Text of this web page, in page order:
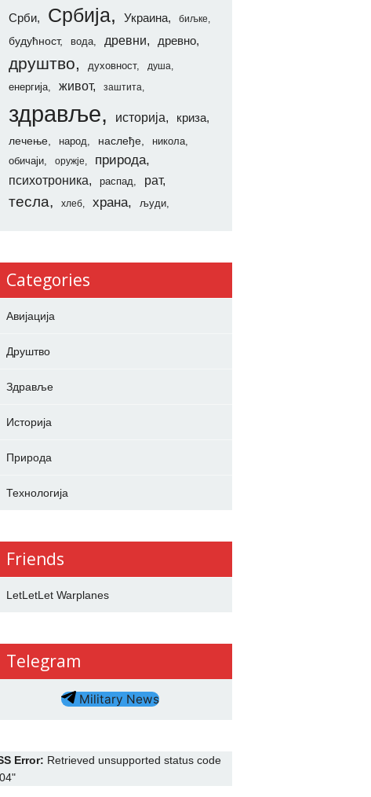
Срби Србија Украина биљке
будућност вода древни древно
друштво духовност душа
енергија живот заштита
здравље историја
криза
лечење
народ наслеђе
никола
обичаји
оружје природа
психотроника распад рат
тесла хлеб храна људи
Categories
Авијација
Друштво
Здравље
Историја
Природа
Технологија
Friends
LetLetLet Warplanes
Telegram
Military News
Error: Retrieved unsupported status code